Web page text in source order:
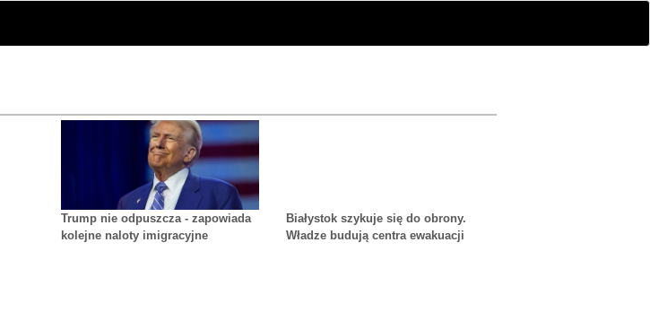
Trump nie odpuszcza - zapowiada
kolejne naloty imigracyjne
Białystok szykuje się do obrony.
Władze budują centra ewakuacji